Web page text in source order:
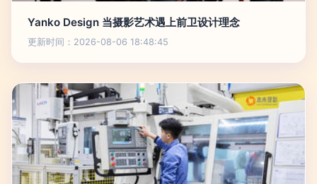
Yanko Design 当摄影艺术遇上前卫设计理念
更新时间：2026-08-06 18:48:45